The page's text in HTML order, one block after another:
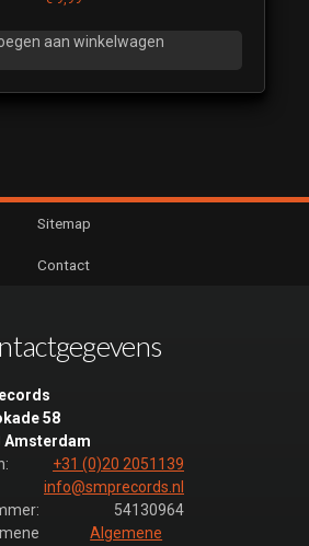
aan winkelwagen
Sitemap
Contact
58
Amsterdam
+31 (0)20 2051139
info@smprecords.nl
54130964
Algemene